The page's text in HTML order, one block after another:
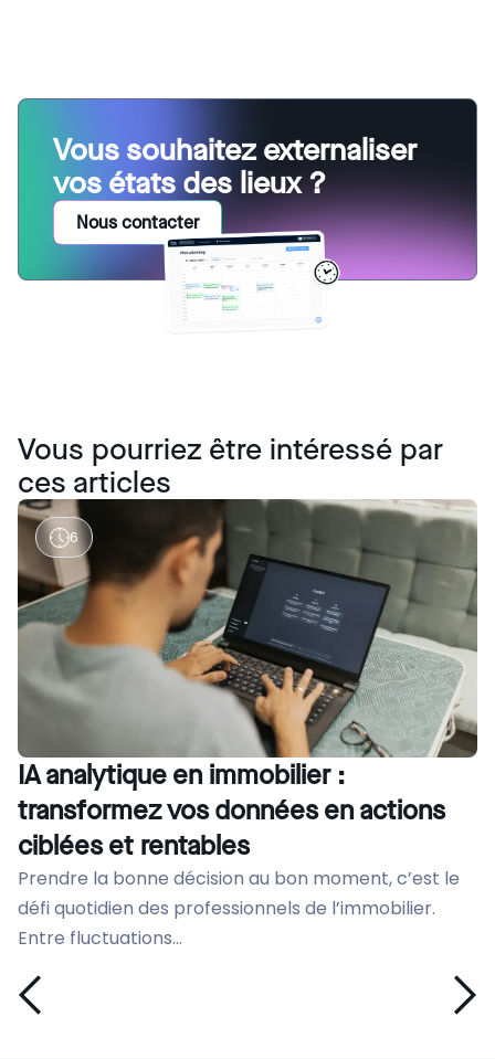
Vous souhaitez externaliser
vos états des lieux ?
Nous contacter
Vous pourriez être intéressé par
ces articles
6
IA analytique en immobilier :
transformez vos données en actions
ciblées et rentables
Prendre la bonne décision au bon moment, c’est le
défi quotidien des professionnels de l’immobilier.
Entre fluctuations...